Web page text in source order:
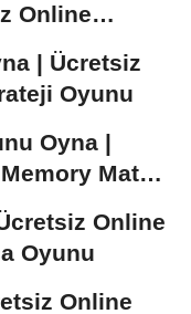
Online
| Ücretsiz
Oyunu
Oyna |
Match
Online
Oyunu
Online